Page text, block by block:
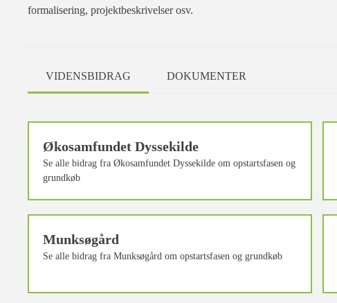
formalisering, projektbeskrivelser osv.
VIDENSBIDRAG DOKUMENTER
Økosamfundet Dyssekilde
Se alle bidrag fra Økosamfundet Dyssekilde om opstartsfasen og
grundkøb
Munksøgård
Se alle bidrag fra Munksøgård om opstartsfasen og grundkøb